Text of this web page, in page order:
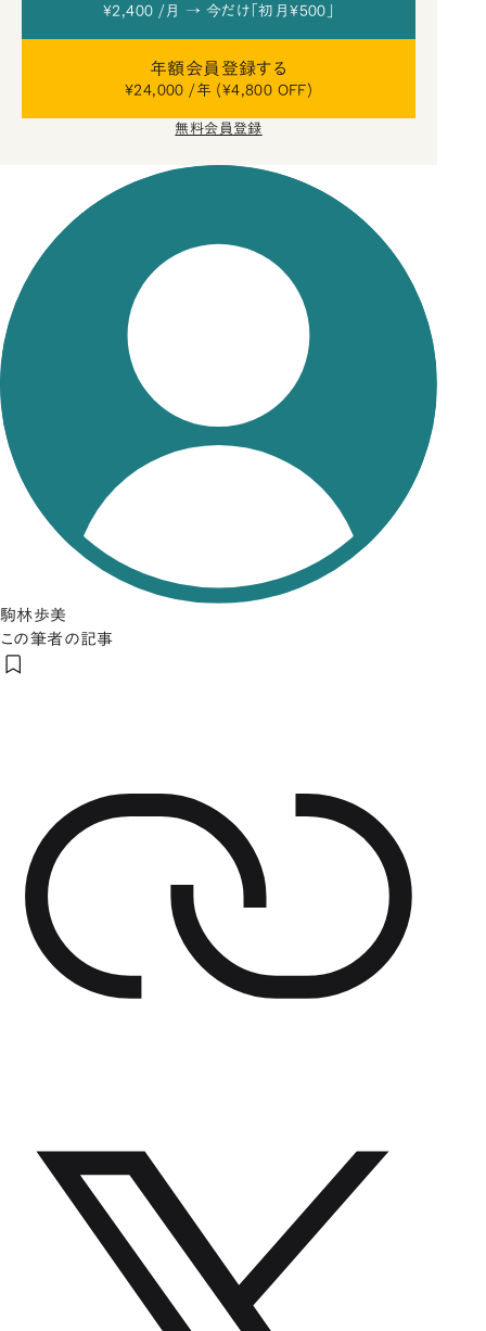
¥2,400 /月 → 今だけ「初月¥500」
年額会員登録する
¥24,000 /年 (¥4,800 OFF)
無料会員登録
駒林歩美
この筆者の記事